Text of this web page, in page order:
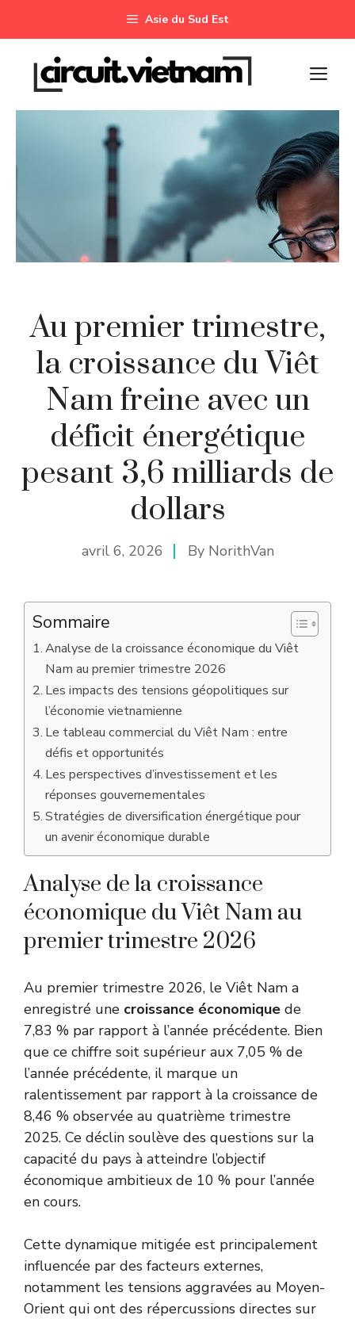
Asie du Sud Est
Au premier trimestre,
la croissance du Viêt
Nam freine avec un
déficit énergétique
pesant 3,6 milliards de
dollars
avril 6, 2026 By NorithVan
Sommaire
Analyse de la croissance économique du Viêt
Nam au premier trimestre 2026
Les impacts des tensions géopolitiques sur
l’économie vietnamienne
Le tableau commercial du Viêt Nam : entre
défis et opportunités
Les perspectives d’investissement et les
réponses gouvernementales
Stratégies de diversification énergétique pour
un avenir économique durable
Analyse de la croissance
économique du Viêt Nam au
premier trimestre 2026
Au premier trimestre 2026, le Viêt Nam a
enregistré une croissance économique de
7,83 % par rapport à l’année précédente. Bien
que ce chiffre soit supérieur aux 7,05 % de
l’année précédente, il marque un
ralentissement par rapport à la croissance de
8,46 % observée au quatrième trimestre
2025. Ce déclin soulève des questions sur la
capacité du pays à atteindre l’objectif
économique ambitieux de 10 % pour l’année
en cours.
Cette dynamique mitigée est principalement
influencée par des facteurs externes,
notamment les tensions aggravées au Moyen-
Orient qui ont des répercussions directes sur